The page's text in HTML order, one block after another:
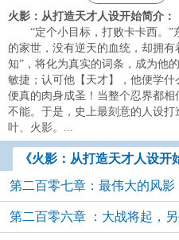
火影：从打造天才人设开始简介：
“定个小目标，打败卡卡西。
的家世，没有逆天的血统，却拥
知”，将化为真实的词条，成为他
敏捷；认可他【天才】，他便学
便真的肉身成圣！当整个忍界都
不能。于是，史上最刻意的人设
叶、火影。...
《火影：从打造天才人设开
第二百零七章：最伟大的风影
第二百零六章 ：大战将起，另